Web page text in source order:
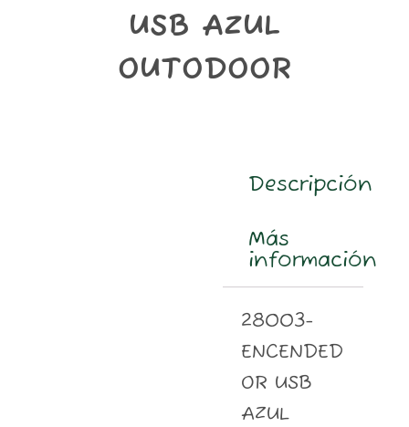
USB AZUL
OUTODOOR
Descripción
Más
información
28003-
ENCENDED
OR USB
AZUL